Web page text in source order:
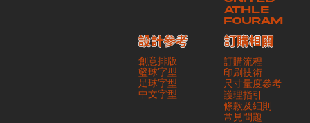
ATHLE
FOURAM
創意排版
籃球字型
足球字型
​中文字型
設計參考
訂購流程
印刷技術
尺寸量度參考
護理指引
條款及細則
​常見問題
訂購相關